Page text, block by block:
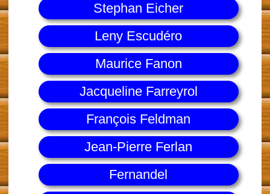
Stephan Eicher
Leny Escudéro
Maurice Fanon
Jacqueline Farreyrol
François Feldman
Jean-Pierre Ferlan
Fernandel